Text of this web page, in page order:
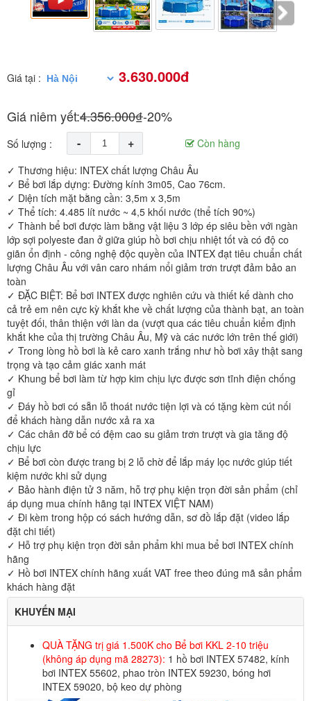
Giá tại : 3.630.000đ
Giá niêm yết:4.356.000₫-20%
Số lượng : - +
Còn hàng
✓ Thương hiệu: INTEX chất lượng Châu Âu
✓ Bể bơi lắp dựng: Đường kính 3m05, Cao 76cm.
✓ Diện tích mặt bằng cần: 3,5m x 3,5m
✓ Thể tích: 4.485 lít nước ~ 4,5 khối nước (thể tích 90%)
✓ Thành bể bơi được làm bằng vật liệu 3 lớp ép siêu bền với ngàn
lớp sợi polyeste đan ở giữa giúp hồ bơi chịu nhiệt tốt và có độ co
giãn ổn định - công nghệ độc quyền của INTEX đạt tiêu chuẩn chất
lượng Châu Âu với vân caro nhám nổi giảm trơn trượt đảm bảo an
toàn
✓ ĐẶC BIỆT: Bể bơi INTEX được nghiên cứu và thiết kế dành cho
cả trẻ em nên cực kỳ khắt khe về chất lượng của thành bạt, an toàn
tuyệt đối, thân thiện với làn da (vượt qua các tiêu chuẩn kiểm định
khắt khe của thị trường Châu Âu, Mỹ và các nước lớn trên thế giới)
✓ Trong lòng hồ bơi là kẻ caro xanh trắng như hồ bơi xây thật sang
trọng và tạo cảm giác xanh mát
✓ Khung bể bơi làm từ hợp kim chịu lực được sơn tĩnh điện chống
gỉ
✓ Đáy hồ bơi có sẵn lỗ thoát nước tiện lợi và có tặng kèm cút nối
để khách hàng dẫn nước xả ra xa
✓ Các chân đỡ bể có đệm cao su giảm trơn trượt và gia tăng độ
chịu lực
✓ Bể bơi còn được trang bị 2 lỗ chờ để lắp máy lọc nước giúp tiết
kiệm nước khi sử dụng
✓ Bảo hành điện tử 3 năm, hỗ trợ phụ kiện trọn đời sản phẩm (chỉ
áp dụng mua chính hãng tại INTEX VIỆT NAM)
✓ Đi kèm trong hộp có sách hướng dẫn, sơ đồ lắp đặt (video lắp
đặt chi tiết)
✓ Hỗ trợ phụ kiện trọn đời sản phẩm khi mua bể bơi INTEX chính
hãng
✓ Hồ bơi INTEX chính hãng xuất VAT free theo đúng mã sản phẩm
khách hàng đặt
KHUYẾN MẠI
QUÀ TẶNG trị giá 1.500K cho Bể bơi KKL 2-10 triệu
(không áp dụng mã 28273): 1 hồ bơi INTEX 57482, kính
bơi INTEX 55602, phao tròn INTEX 59230, bóng hơi
INTEX 59020, bộ keo dự phòng